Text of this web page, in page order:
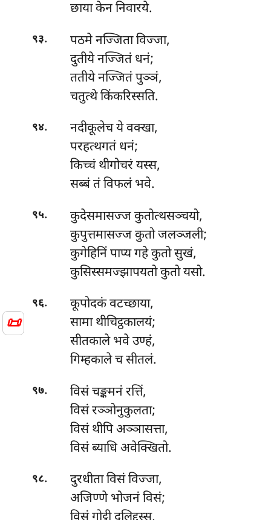
📜
छाया केन निवारये.
९३. पठमेनज्जिता विज्जा,
दुतीये नज्जितं धनं;
ततीये नज्जितं पुञ्ञं,
चतुत्थे किंकरिस्सति.
९४.
नदीकूलेच ये वक्खा,
परहत्थगतं धनं;
किच्चं थीगोचरं यस्स,
सब्बं तं विफलं भवे.
९५. कुदेसमासज्जकुतोत्थसञ्चयो,
कुपुत्तमासज्ज कुतो जलञ्जली;
कुगेहिनिं पाप्य गहे कुतो सुखं,
कुसिस्समज्झापयतो कुतो यसो.
९६. कूपोदकंवटच्छाया,
सामा थीचिट्ठकालयं;
सीतकाले भवे उण्हं,
गिम्हकाले च सीतलं.
९७. विसंचङ्कमनं रत्तिं,
विसं रञ्ञोनुकुलता;
विसं थीपि अञ्ञासत्ता,
विसं ब्याधि अवेक्खितो.
९८. दुरधीताविसं विज्जा,
अजिण्णे भोजनं विसं;